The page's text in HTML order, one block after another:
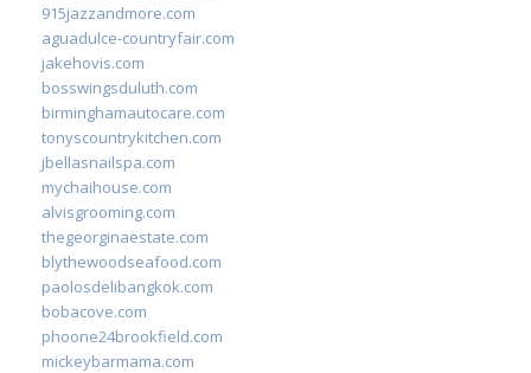
915jazzandmore.com
aguadulce-countryfair.com
jakehovis.com
bosswingsduluth.com
birminghamautocare.com
tonyscountrykitchen.com
jbellasnailspa.com
mychaihouse.com
alvisgrooming.com
thegeorginaestate.com
blythewoodseafood.com
paolosdelibangkok.com
bobacove.com
phoone24brookfield.com
mickeybarmama.com